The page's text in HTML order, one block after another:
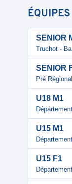
ÉQUIPES
SENIOR
Truchot -
SENIOR
Pré
U18 M1
U15 M1
U15 F1